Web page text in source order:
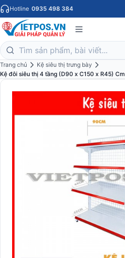
Hotline 0935 498 384
Trang chủ
Kệ siêu thị trưng bày
Kệ đôi siêu thị 4 tầng (D90 x C150 x R45) Cm